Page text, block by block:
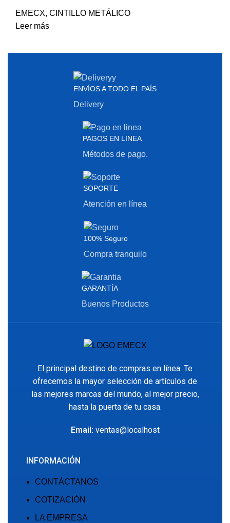
EMECX, CINTILLO METÁLICO
Leer más
ENVÍOS A TODO EL PAÍS
Delivery
PAGOS EN LINEA
Métodos de pago.
SOPORTE
Atención en línea
100% Seguro
Compra tranquilo
GARANTÍA
Buenos Productos
El principal destino de compras en línea. Te
ofrecemos la mayor selección de artículos de
las mejores marcas del mundo, al mejor precio,
hasta la puerta de tu casa.
Email: ventas@localhost
INFORMACIÓN
CONTÁCTANOS
COTIZACIÓN
LA EMPRESA